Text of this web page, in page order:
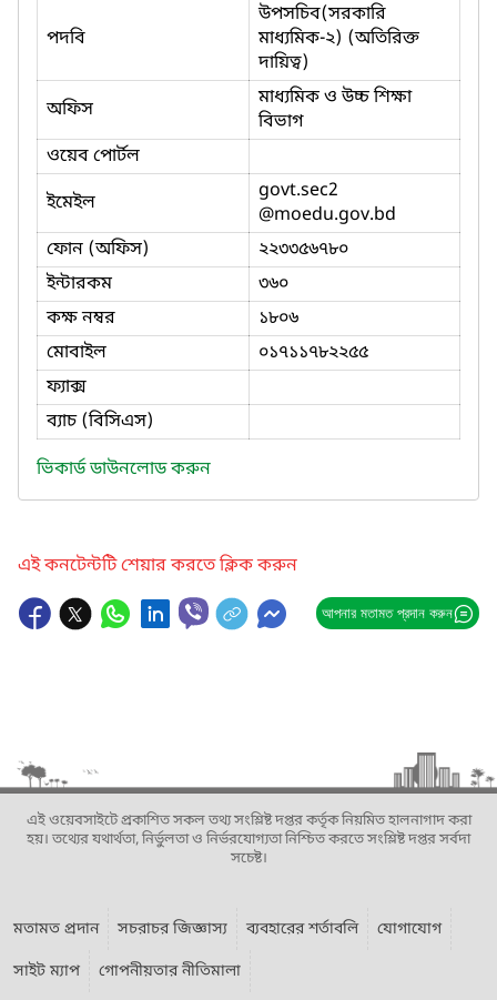
পদবি
উপসচিব(সরকারি
মাধ্যমিক-২) (অতিরিক্ত
দায়িত্ব)
অফিস
মাধ্যমিক ও উচ্চ শিক্ষা
বিভাগ
ওয়েব পোর্টল
ইমেইল
govt.sec2
@moedu.gov.bd
ফোন (অফিস)
২২৩৩৫৬৭৮০
ইন্টারকম
৩৬০
কক্ষ নম্বর
১৮০৬
মোবাইল
০১৭১১৭৮২২৫৫
ফ্যাক্স
ব্যাচ (বিসিএস)
ভিকার্ড ডাউনলোড করুন
এই কনটেন্টটি শেয়ার করতে ক্লিক করুন
আপনার মতামত প্রদান করুন
এই ওয়েবসাইটে প্রকাশিত সকল তথ্য সংশ্লিষ্ট দপ্তর কর্তৃক নিয়মিত হালনাগাদ করা
হয়। তথ্যের যথার্থতা, নির্ভুলতা ও নির্ভরযোগ্যতা নিশ্চিত করতে সংশ্লিষ্ট দপ্তর সর্বদা
সচেষ্ট।
মতামত প্রদান সচরাচর জিজ্ঞাস্য ব্যবহারের শর্তাবলি
যোগাযোগ
সাইট ম্যাপ
গোপনীয়তার নীতিমালা